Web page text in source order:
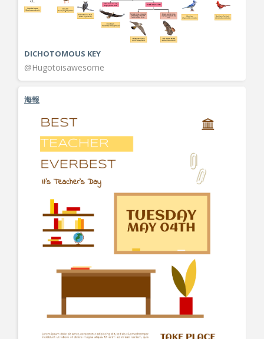
DICHOTOMOUS KEY
@Hugotoisawesome
海報